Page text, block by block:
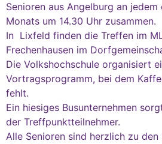
Senioren aus Angelburg an
Monats um 14.30 Uhr zusammen.
In Lixfeld finden die Treffen im
Frechenhausen im
Die Volkshochschule organisiert
Vortragsprogramm, bei dem
fehlt.
Ein hiesiges Busunternehmen
der Treffpunktteilnehmer.
Alle Senioren sind herzlich zu